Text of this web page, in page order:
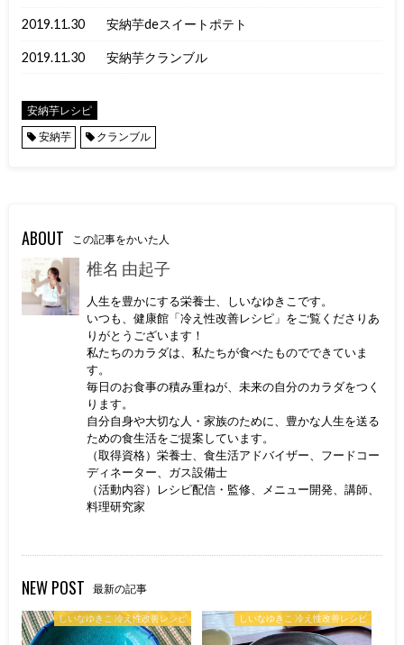
2019.11.30 安納芋deスイートポテト
2019.11.30 安納芋クランブル
安納芋レシピ
安納芋
クランブル
ABOUT この記事をかいた人
椎名 由起子
人生を豊かにする栄養士、しいなゆきこです。
いつも、健康館「冷え性改善レシピ」をご覧くださりあ
りがとうございます！
私たちのカラダは、私たちが食べたものでできていま
す。
毎日のお食事の積み重ねが、未来の自分のカラダをつく
ります。
自分自身や大切な人・家族のために、豊かな人生を送る
ための食生活をご提案しています。
（取得資格）栄養士、食生活アドバイザー、フードコー
ディネーター、ガス設備士
（活動内容）レシピ配信・監修、メニュー開発、講師、
料理研究家
NEW POST 最新の記事
しいなゆきこ 冷え性改善レシピ しいなゆきこ 冷え性改善レシピ